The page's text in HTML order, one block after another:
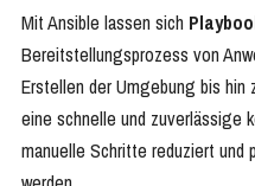
Mit Ansible lassen sich
Bereitstellungsprozess von
Erstellen der Umgebung bis
eine schnelle und zuverlässige
manuelle Schritte reduziert